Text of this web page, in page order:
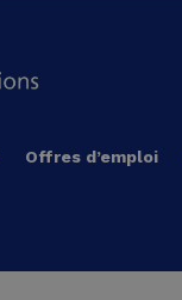
Offres d’emploi